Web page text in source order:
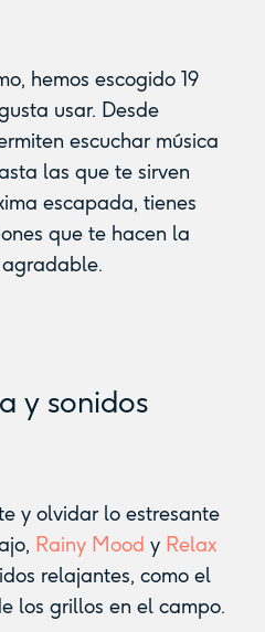
hemos escogido 19
usar. Desde
escuchar música
las que te sirven
escapada, tienes
que te hacen la
y sonidos
y olvidar lo estresante
Rainy Mood y Relax
relajantes, como el
los grillos en el campo.